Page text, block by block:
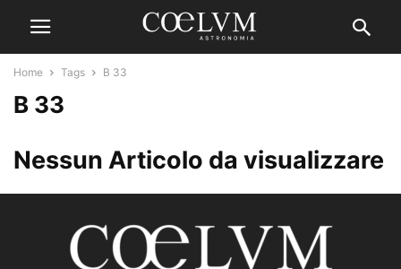
Home Tags B 33
B 33
Nessun Articolo da visualizzare